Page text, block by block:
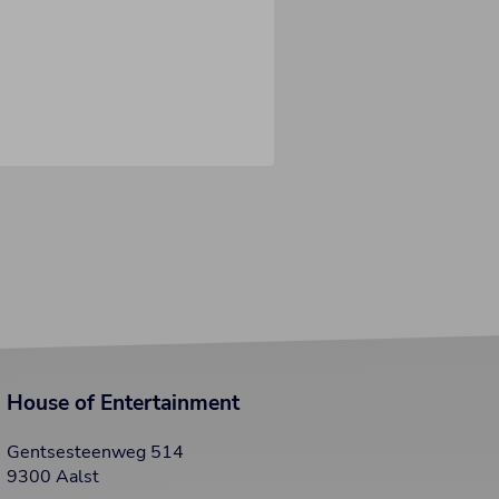
House of Entertainment
Gentsesteenweg 514
9300 Aalst